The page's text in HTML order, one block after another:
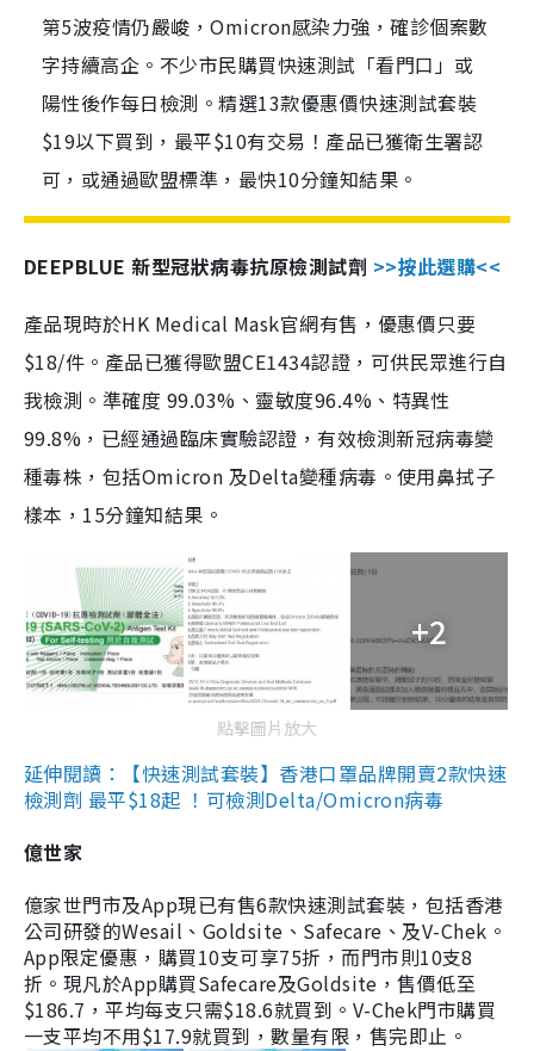
第5波疫情仍嚴峻，Omicron感染力強，確診個案數
字持續高企。不少市民購買快速測試「看門口」或
陽性後作每日檢測。精選13款優惠價快速測試套裝
$19以下買到，最平$10有交易！產品已獲衛生署認
可，或通過歐盟標準，最快10分鐘知結果。
DEEPBLUE 新型冠狀病毒抗原檢測試劑 >>按此選購<<
產品現時於HK Medical Mask官網有售，優惠價只要
$18/件。產品已獲得歐盟CE1434認證，可供民眾進行自
我檢測。準確度 99.03%、靈敏度96.4%、特異性
99.8%，已經通過臨床實驗認證，有效檢測新冠病毒變
種毒株，包括Omicron 及Delta變種病毒。使用鼻拭子
樣本，15分鐘知結果。
+2
點擊圖片放大
延伸閱讀：【快速測試套裝】香港口罩品牌開賣2款快速
檢測劑 最平$18起 ！可檢測Delta/Omicron病毒
億世家
億家世門市及App現已有售6款快速測試套裝，包括香港
公司研發的Wesail、Goldsite、Safecare、及V-Chek。
App限定優惠，購買10支可享75折，而門市則10支8
折。現凡於App購買Safecare及Goldsite，售價低至
$186.7，平均每支只需$18.6就買到。V-Chek門市購買
一支平均不用$17.9就買到，數量有限，售完即止。